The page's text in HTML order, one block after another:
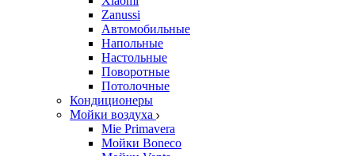
Zanussi
Автомобильные
Напольные
Настольные
Поворотные
Потолочные
Кондиционеры
Мойки воздуха
Mie Primavera
Мойки Boneco